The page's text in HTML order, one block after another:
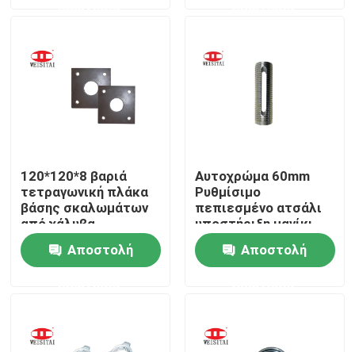
Ποιοτικός έλεγχος
Ειδήσεις
Περιπτώσεις
Μέρη υλικών σκαλωσιάς πλαισίων
120*120*8 βαριά
τετραγωνική πλάκα
βάσης σκαλωμάτων
από χάλυβα
Αποστολή
Αυτοχρώμα 60mm
Ρυθμίσιμο
πεπιεσμένο ατσάλι
υποστήριξη μανίκι
Αποστολή